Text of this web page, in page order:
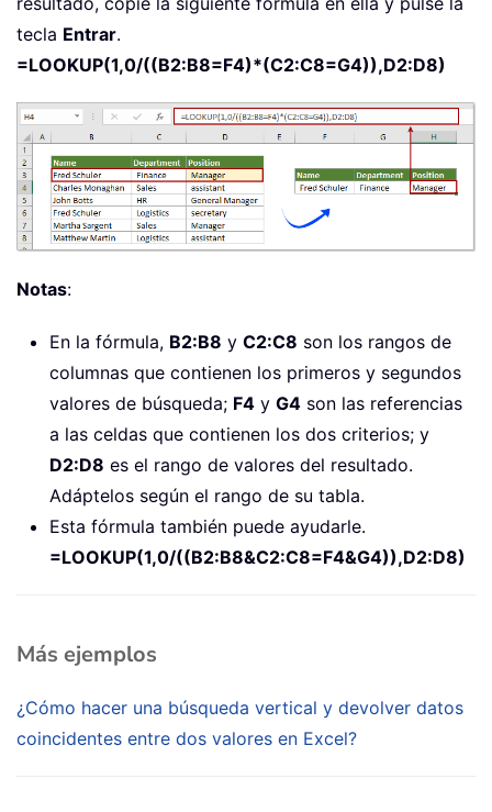
tecla Entrar.
=LOOKUP(1,0/((B2:B8=F4)*(C2:C8=G4)),D2:D8)
Notas:
En la fórmula, B2:B8 y C2:C8 son los rangos de
columnas que contienen los primeros y segundos
valores de búsqueda; F4 y G4 son las referencias
a las celdas que contienen los dos criterios; y
D2:D8 es el rango de valores del resultado.
Adáptelos según el rango de su tabla.
Esta fórmula también puede ayudarle.
=LOOKUP(1,0/((B2:B8&C2:C8=F4&G4)),D2:D8)
Más ejemplos
¿Cómo hacer una búsqueda vertical y devolver datos
coincidentes entre dos valores en Excel?